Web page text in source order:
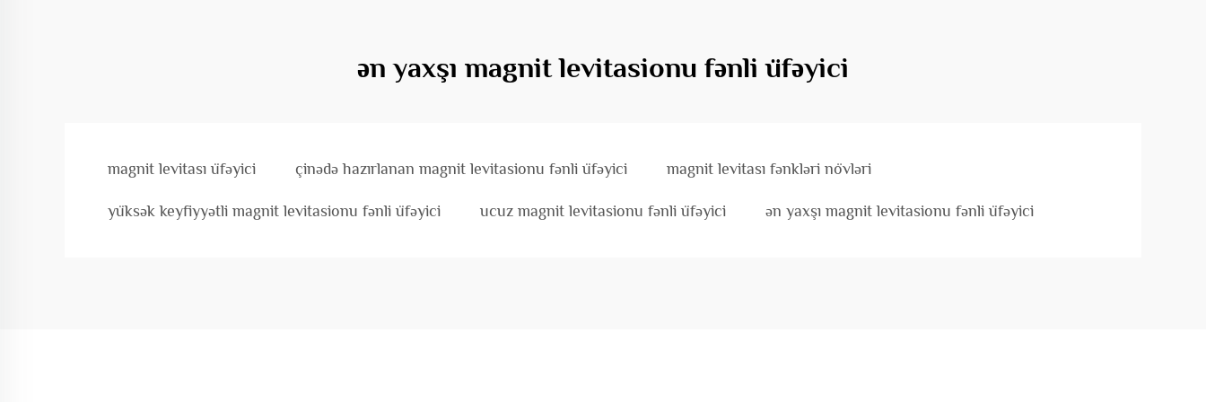
ən yaxşı magnit levitasionu fənli üfəyici
magnit levitası üfəyici çinədə hazırlanan magnit levitasionu fənli üfəyici magnit levitası fənkləri növləri
yüksək keyfiyyətli magnit levitasionu fənli üfəyici ucuz magnit levitasionu fənli üfəyici ən yaxşı magnit levitasionu fənli üfəyici